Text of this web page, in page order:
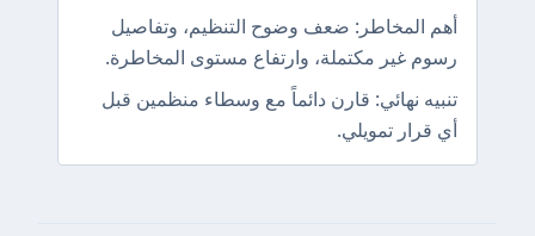
أهم المخاطر: ضعف وضوح التنظيم، وتفاصيل
رسوم غير مكتملة، وارتفاع مستوى المخاطرة.
تنبيه نهائي: قارن دائماً مع وسطاء منظمين قبل
أي قرار تمويلي.